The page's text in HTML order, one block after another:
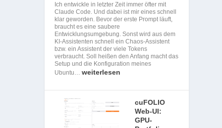
Ich entwickle in letzter Zeit immer öfter mit
Claude Code. Und dabei ist mir eines schnell
klar geworden. Bevor der erste Prompt läuft,
braucht es eine saubere
Entwicklungsumgebung. Sonst wird aus dem
KI-Assistenten schnell ein Chaos-Assistent
bzw. ein Assistent der viele Tokens
verbraucht. Soll heißen den Anfang macht das
Setup und die Konfiguration meines
Ubuntu…weiterlesen
cuFOLIO
Web-UI:
GPU-